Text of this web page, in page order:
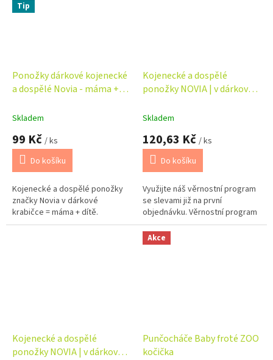
Tip
Ponožky dárkové kojenecké
a dospělé Novia - máma +
Skladem
99 Kč / ks
Do košíku
Kojenecké a dospělé ponožky
značky Novia v dárkové
krabičce = máma + dítě.
Kojenecké a dospělé
ponožky NOVIA | v dárkové
dítě
Skladem
120,63 Kč / ks
Do košíku
Využijte náš věrnostní program
se slevami již na první
objednávku. Věrnostní program
Kojenecké a dospělé
ponožky NOVIA | v dárkové
Akce
Punčocháče Baby froté ZOO
kočička